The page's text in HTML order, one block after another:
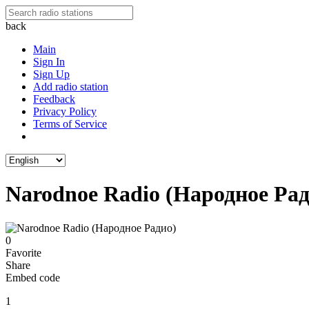
back
Main
Sign In
Sign Up
Add radio station
Feedback
Privacy Policy
Terms of Service
Narodnoe Radio (Народное
0
Favorite
Share
Embed code
1